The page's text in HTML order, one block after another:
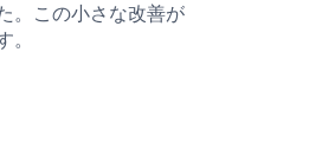
。この小さな改善が
。